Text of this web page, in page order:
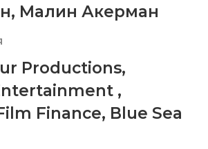
, Малин Акерман
Productions,
,
Finance, Blue Sea